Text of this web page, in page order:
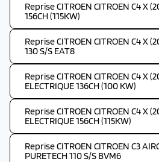
Reprise CITROEN CITROEN C4 X
156CH (115KW)
Reprise CITROEN CITROEN C4 X
130 S/S EAT8
Reprise CITROEN CITROEN C4 X
ELECTRIQUE 136CH (100 KW)
Reprise CITROEN CITROEN C4 X
ELECTRIQUE 156CH (115KW)
Reprise CITROEN CITROEN C3
PURETECH 110 S/S BVM6